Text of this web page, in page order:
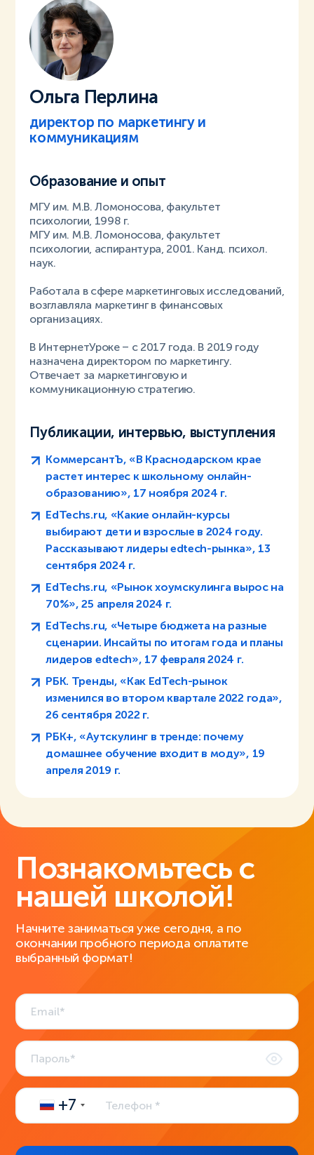
Ольга Перлина
директор по маркетингу и
коммуникациям
Образование и опыт
МГУ им. М.В. Ломоносова, факультет
психологии, 1998 г.
МГУ им. М.В. Ломоносова, факультет
психологии, аспирантура, 2001. Канд. психол.
наук.
Работала в сфере маркетинговых исследований,
возглавляла маркетинг в финансовых
организациях.
В ИнтернетУроке – с 2017 года. В 2019 году
назначена директором по маркетингу.
Отвечает за маркетинговую и
коммуникационную стратегию.
Публикации, интервью, выступления
КоммерсантЪ, «В Краснодарском крае
растет интерес к школьному онлайн-
образованию», 17 ноября 2024 г.
EdTechs.ru, «Какие онлайн-курсы
выбирают дети и взрослые в 2024 году.
Рассказывают лидеры edtech-рынка», 13
сентября 2024 г.
EdTechs.ru, «Рынок хоумскулинга вырос на
70%», 25 апреля 2024 г.
EdTechs.ru, «Четыре бюджета на разные
сценарии. Инсайты по итогам года и планы
лидеров edtech», 17 февраля 2024 г.
РБК. Тренды, «Как EdTech-рынок
изменился во втором квартале 2022 года»,
26 сентября 2022 г.
РБК+, «Аутскулинг в тренде: почему
домашнее обучение входит в моду», 19
апреля 2019 г.
Познакомьтесь с
нашей школой!
Начните заниматься уже сегодня, а по
окончании пробного периода оплатите
выбранный формат!
+7